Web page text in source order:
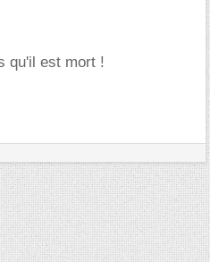
qu'il est mort !